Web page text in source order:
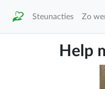
Steunacties Zo
Help